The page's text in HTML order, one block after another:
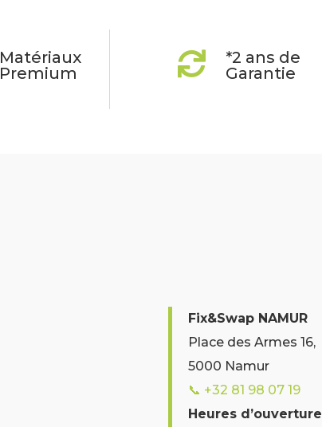
Matériaux
Premium

*2 ans de
Garantie
Fix&Swap NAMUR
Place des Armes 16,
5000 Namur
📞 +32 81 98 07 19
Heures d’ouverture